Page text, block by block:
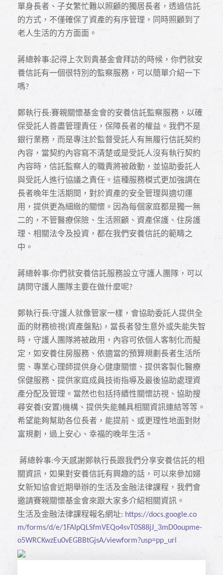
單身長者、子女繁忙難以照顧的獨居長者，透過信託
的方式，不僅確保了資產的有序管理，同時照顧到了
老人生活的方方面面。
蔣總幹事:記得上次到貴基金會拜訪的時候，你們就安
養信託有一個很特別的監察服務，可以簡單介紹一下
嗎?
鄭執行長:賽親關懷基金會的安養信託監察服務，以確
保受託人善盡管理責任，保障長者的權益。我們不是
銀行業務，而是專注於監督受託人有無履行信託契約
內容，當契約內容寫不清楚或是受託人沒有執行契約
內容時，信託監察人的職責將被啟動，並協助委託人
與受託人進行協議之責任。這種服務模式更加強調在
長者晚年生活期間，對於資產的安全管理與適切運
用，提供更為細緻的關懷。因為每個家庭都是獨一無
二的，不管醫療保險、生活照顧、資產保護、住房護
理、相關法令及投資，都在我們安養信託的範疇之
中。
蔣總幹事:你們就安養信託服務設立守護人團隊，可以
請問守護人團隊主要在做什麼呢?
鄭執行長:守護人就像管家一樣，會協助委託人提供全
面的財務檢視(資產盤點) ，當長者發生意外或失能失智
時，守護人團隊將被啟用，內容可依個人客制化而擬
定，如安養住房服務、依適當的預算規劃長者生活所
需、專業心理師提供身心健康關懷、提供客製化醫療
保健服務、提供家庭成員技術指導及最後協助處理資
產分配及管理。當然也包括持續性關懷訪視、協助搜
尋安養(安置)機構、提供失能輔具相關資訊連結等等。
希望能夠幫助各位長者，能提前、或更理性地面對財
富規劃，過上安心、幸福的晚年生活。
蔣總幹事:今天感謝鄭執行長跟我們分享安養信託的相
關資訊，如果對安養信託有興趣的話，可以來參加婦
女新知協會近期舉辦的生活及金融法律課程，我們會
邀請賽親關懷基金會來跟大家多介紹相關資訊。
生活及金融法律課程報名網址: https://docs.google.co
m/forms/d/e/1FAIpQLSfmVEQo4svT0S88jJ_3mD0oupme-
o5WRCKwzEu0vEGBBtGjsA/viewform?usp=pp_url